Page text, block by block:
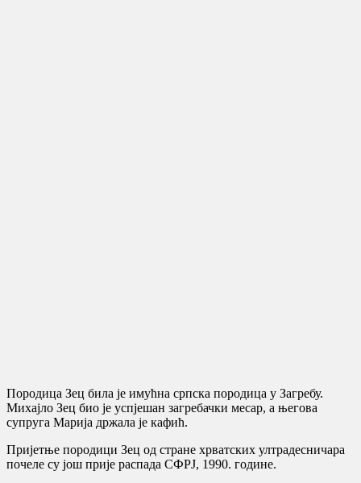
Породица Зец била је имућна српска породица у Загребу.
Михајло Зец био је успјешан загребачки месар, а његова
супруга Марија држала је кафић.
Пријетње породици Зец од стране хрватских ултрадесничара
почеле су још прије распада СФРЈ, 1990. године.